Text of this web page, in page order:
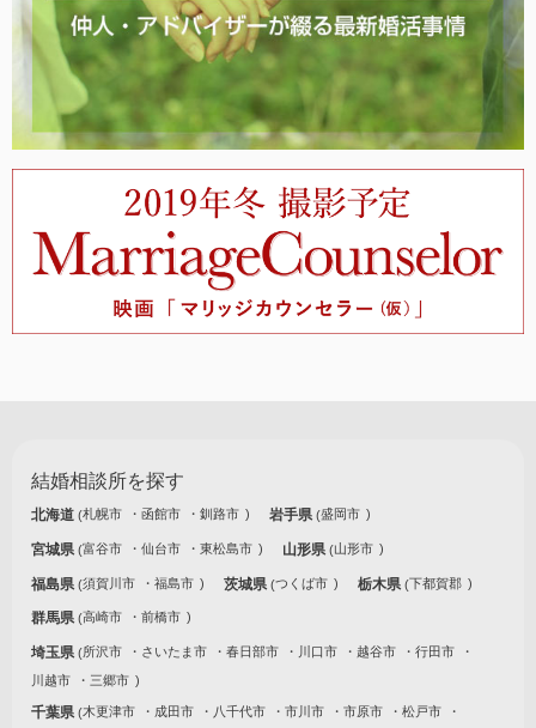
結婚相談所を探す
北海道 札幌市 函館市 釧路市 岩手県 盛岡市
宮城県 富谷市 仙台市 東松島市 山形県 山形市
福島県 須賀川市 福島市 茨城県 つくば市 栃木県 下都賀郡
群馬県 高崎市 前橋市
埼玉県 所沢市 さいたま市 春日部市 川口市 越谷市
行田市
川越市
三郷市
千葉県 木更津市 成田市 八千代市 市川市 市原市
松戸市